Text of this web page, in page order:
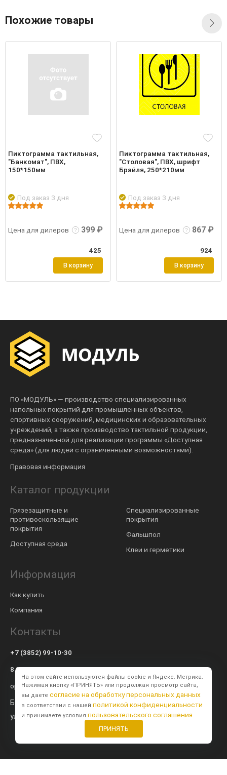
Похожие товары
Пиктограмма тактильная,
"Банкомат", ПВХ,
150*150мм
Под заказ 3 дня
Цена для дилеров 399 ₽
425
В корзину
Пиктограмма тактильная,
"Столовая", ПВХ, шрифт
Брайля, 250*210мм
Под заказ 3 дня
Цена для дилеров
Подробнее
867 ₽
924
В корзину
ПО «МОДУЛЬ» — производство специализированных
напольных покрытий для промышленных объектов,
спортивных сооружений, медицинских и образовательных
учреждений, а также производство тактильной продукции,
предназначенной для реализации программы «Доступная
среда» (для людей с ограниченными возможностями).
Правовая информация
Каталог продукции
Грязезащитные и
противоскользящие
покрытия
Доступная среда
Специализированные
покрытия
Фальшпол
Клеи и герметики
Информация
Как купить
Компания
Контакты
+7 (3852) 99-10-30
8 800 600-57-94
op@modulsib.ru
Барнаул
ул. Калинина, 71 к2
На этом сайте используются файлы cookie и Яндекс. Метрика.
Нажимая кнопку «ПРИНЯТЬ» или продолжая просмотр сайта,
вы даете согласие на обработку персональных данных
в соответствии с нашей политикой конфиденциальности
и принимаете условия пользовательского соглашения
ПРИНЯТЬ